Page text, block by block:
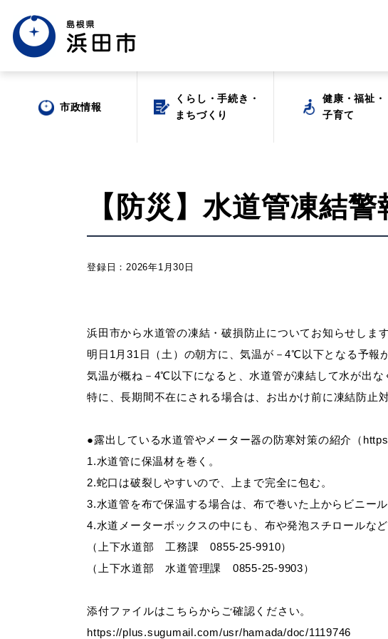
市政情報
くらし・手続き・
まちづくり
健康・福祉・
子育て
場面から探す
妊娠・出産 子育て
出会い・結婚 引っ越し・住まい 就
高齢者・介護 おくやみ
市政情報
くらし・手続き・
まちづくり
健康・福祉・
子育て
【防災】水道管凍結
登録日：2026年1月30日
浜田市から水道管の凍結・破損防止についてお知らせします
明日1月31日（土）の朝方に、気温が－4℃以下となる予報
気温が概ね－4℃以下になると、水道管が凍結して水が出な
特に、長期間不在にされる場合は、お出かけ前に凍結防止
●露出している水道管やメーター器の防寒対策の紹介（
1.水道管に保温材を巻く。
2.蛇口は破裂しやすいので、上まで完全に包む。
3.水道管を布で保温する場合は、布で巻いた上からビニー
4.水道メーターボックスの中にも、布や発泡スチロールな
（上下水道部 工務課 0855-25-9910）
（上下水道部 水道管理課 0855-25-9903）
添付ファイルはこちらからご確認ください。
https://plus.sugumail.com/usr/hamada/doc/1119746